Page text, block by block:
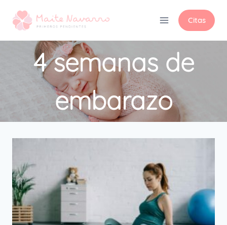
Citas
4 semanas de
embarazo